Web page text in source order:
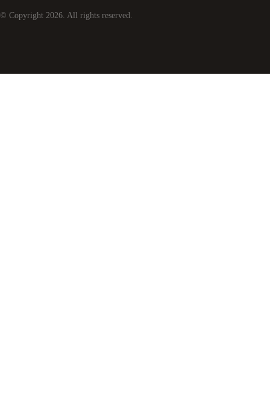
© Copyright 2026 . All rights reserved.